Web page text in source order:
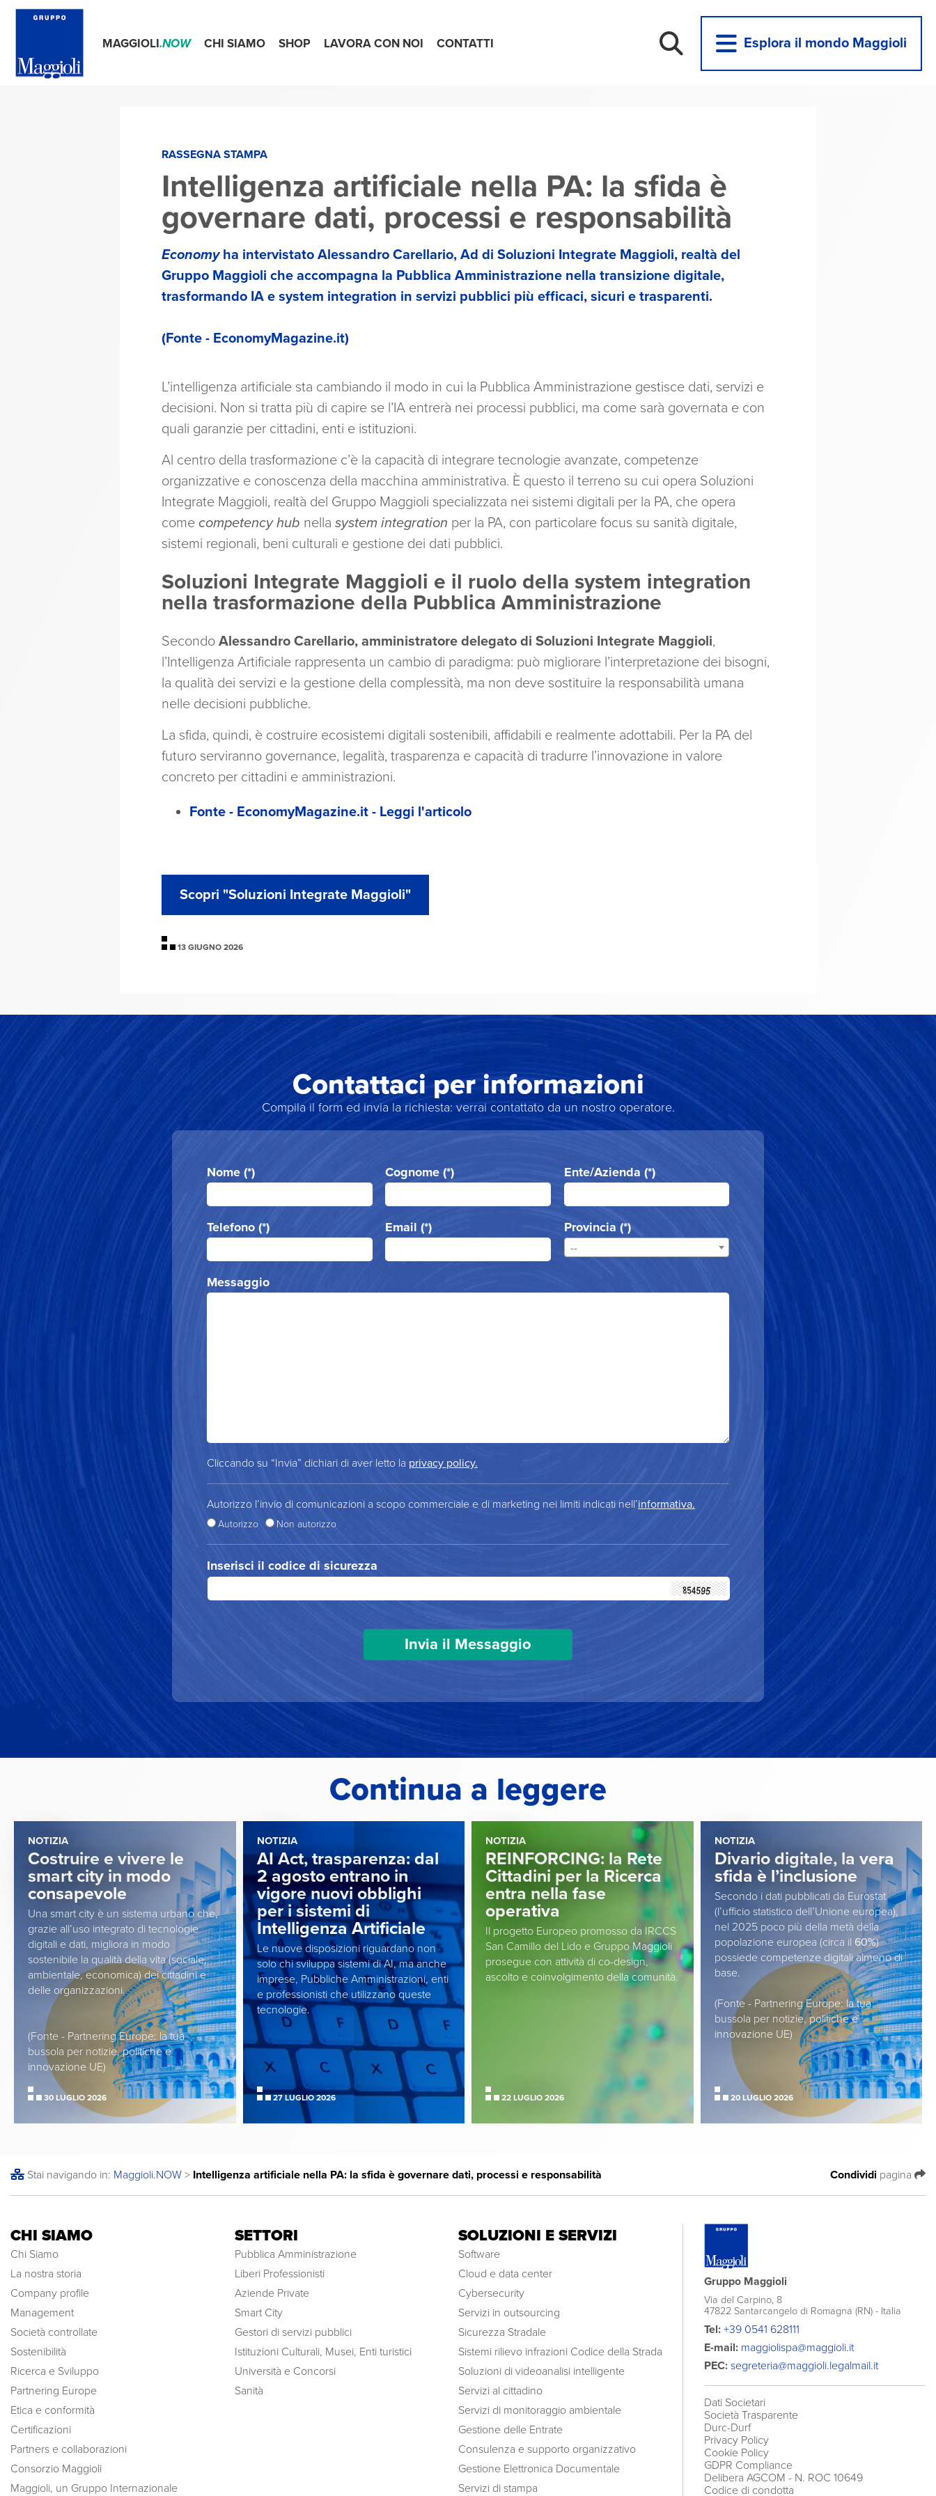
MAGGIOLI.NOW CHI SIAMO SHOP LAVORA CON NOI CONTATTI Esplora il mondo Maggioli
RASSEGNA STAMPA
Intelligenza artificiale nella PA: la sfida è
governare dati, processi e responsabilità
Economyha intervistato Alessandro Carellario, Ad di Soluzioni Integrate Maggioli, realtà del
Gruppo Maggioli che accompagna la Pubblica Amministrazione nella transizione digitale,
trasformando IA e system integration in servizi pubblici più efficaci, sicuri e trasparenti.
(Fonte - EconomyMagazine.it)
L’intelligenza artificiale sta cambiando il modo in cui la Pubblica Amministrazione gestisce dati, servizi e
decisioni. Non si tratta più di capire se l’IA entrerà nei processi pubblici, ma come sarà governata e con
quali garanzie per cittadini, enti e istituzioni.
Al centro della trasformazione c’è la capacità di integrare tecnologie avanzate, competenze
organizzative e conoscenza della macchina amministrativa. È questo il terreno su cui opera Soluzioni
Integrate Maggioli, realtà del Gruppo Maggioli specializzata nei sistemi digitali per la PA, che opera
come competency hub nella system integration per la PA, con particolare focus su sanità digitale,
sistemi regionali, beni culturali e gestione dei dati pubblici.
Soluzioni Integrate Maggioli e il ruolo della system integration
nella trasformazione della Pubblica Amministrazione
Secondo Alessandro Carellario, amministratore delegato di Soluzioni Integrate Maggioli,
l’Intelligenza Artificiale rappresenta un cambio di paradigma: può migliorare l’interpretazione dei bisogni,
la qualità dei servizi e la gestione della complessità, ma non deve sostituire la responsabilità umana
nelle decisioni pubbliche.
La sfida, quindi, è costruire ecosistemi digitali sostenibili, affidabili e realmente adottabili. Per la PA del
futuro serviranno governance, legalità, trasparenza e capacità di tradurre l’innovazione in valore
concreto per cittadini e amministrazioni.
Fonte - EconomyMagazine.it - Leggi l'articolo
Scopri "Soluzioni Integrate Maggioli"
13 GIUGNO 2026
Contattaci per informazioni
Compila il form ed invia la richiesta: verrai contattato da un nostro operatore.
Nome (*) Cognome (*) Ente/Azienda (*)
Telefono (*) Email (*) Provincia (*)
--
Messaggio
Cliccando su “Invia” dichiari di aver letto la privacy policy.
Autorizzo l’invio di comunicazioni a scopo commerciale e di marketing nei limiti indicati nell’informativa.
Autorizzo Non autorizzo
Inserisci il codice di sicurezza
Continua a leggere
NOTIZIA
Costruire e vivere le
smart city in modo
consapevole
Una smart city è un sistema urbano che,
grazie all’uso integrato di tecnologie
digitali e dati, migliora in modo
sostenibile la qualità della vita (sociale,
ambientale, economica) dei cittadini e
delle organizzazioni.
(Fonte - Partnering Europe: la tua
bussola per notizie, politiche e
innovazione UE)
30 LUGLIO 2026
NOTIZIA
AI Act, trasparenza: dal
2 agosto entrano in
vigore nuovi obblighi
per i sistemi di
Intelligenza Artificiale
Le nuove disposizioni riguardano non
solo chi sviluppa sistemi di AI, ma anche
imprese, Pubbliche Amministrazioni, enti
e professionisti che utilizzano queste
tecnologie.
27 LUGLIO 2026
NOTIZIA
REINFORCING: la Rete
Cittadini per la Ricerca
entra nella fase
operativa
Il progetto Europeo promosso da IRCCS
San Camillo del Lido e Gruppo Maggioli
prosegue con attività di co-design,
ascolto e coinvolgimento della comunità.
22 LUGLIO 2026
NOTIZIA
Divario digitale, la vera
sfida è l’inclusione
Secondo i dati pubblicati da Eurostat
(l’ufficio statistico dell’Unione europea),
nel 2025 poco più della metà della
popolazione europea (circa il 60%)
possiede competenze digitali almeno di
base.
(Fonte - Partnering Europe: la tua
bussola per notizie, politiche e
innovazione UE)
20 LUGLIO 2026
Stai navigando in: Maggioli.NOW > Intelligenza artificiale nella PA: la sfida è governare dati, processi e responsabilità Condividi pagina
CHI SIAMO
Chi Siamo
La nostra storia
Company profile
Management
Società controllate
Sostenibilità
Ricerca e Sviluppo
Partnering Europe
Etica e conformità
Certificazioni
Partners e collaborazioni
Consorzio Maggioli
Maggioli, un Gruppo Internazionale
SETTORI
Pubblica Amministrazione
Liberi Professionisti
Aziende Private
Smart City
Gestori di servizi pubblici
Istituzioni Culturali, Musei, Enti turistici
Università e Concorsi
Sanità
SOLUZIONI E SERVIZI
Software
Cloud e data center
Cybersecurity
Servizi in outsourcing
Sicurezza Stradale
Sistemi rilievo infrazioni Codice della Strada
Soluzioni di videoanalisi intelligente
Servizi al cittadino
Servizi di monitoraggio ambientale
Gestione delle Entrate
Consulenza e supporto organizzativo
Gestione Elettronica Documentale
Servizi di stampa
Gruppo Maggioli
Via del Carpino, 8
47822 Santarcangelo di Romagna (RN) - Italia
Tel: +39 0541 628111
E-mail: maggiolispa@maggioli.it
PEC: segreteria@maggioli.legalmail.it
Dati Societari
Società Trasparente
Durc-Durf
Privacy Policy
Cookie Policy
GDPR Compliance
Delibera AGCOM - N. ROC 10649
Codice di condotta